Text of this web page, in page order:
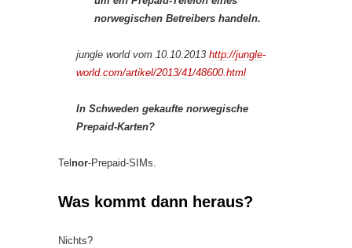
norwegischen Betreibers handeln.
jungle world vom 10.10.2013 http://jungle-
world.com/artikel/2013/41/48600.html
In Schweden gekaufte norwegische
Prepaid-Karten?
Telnor-Prepaid-SIMs.
Was kommt dann heraus?
Nichts?